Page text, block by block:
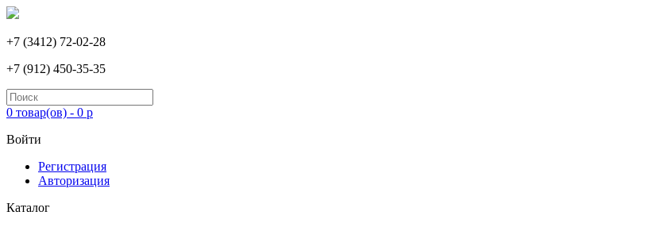
+7 (3412) 72-02-28
+7 (912) 450-35-35
0 товар(ов) - 0 р
Войти
Регистрация
Авторизация
Каталог